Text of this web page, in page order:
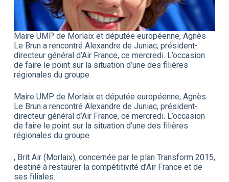
Maire UMP de Morlaix et députée européenne, Agnès
Le Brun a rencontré Alexandre de Juniac, président-
directeur général d’Air France, ce mercredi. L’occasion
de faire le point sur la situation d’une des filières
régionales du groupe
Maire UMP de Morlaix et députée européenne, Agnès
Le Brun a rencontré Alexandre de Juniac, président-
directeur général d’Air France, ce mercredi. L’occasion
de faire le point sur la situation d’une des filières
régionales du groupe
, Brit Air (Morlaix), concernée par le plan Transform 2015,
destiné à restaurer la compétitivité d’Air France et de
ses filiales.